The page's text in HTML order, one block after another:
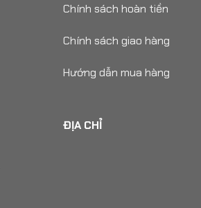
Chính sách hoàn tiền
Chính sách giao hàng
Hướng dẫn mua hàng
ĐỊA CHỈ